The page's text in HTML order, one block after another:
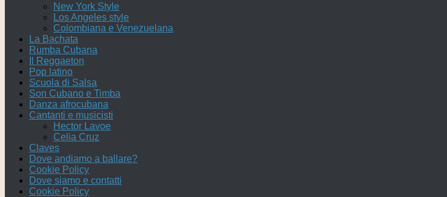
New York Style
Los Angeles style
Colombiana e Venezuelana
La Bachata
Rumba Cubana
Il Reggaeton
Pop latino
Scuola di Salsa
Son Cubano e Timba
Danza afrocubana
Cantanti e musicisti
Hector Lavoe
Celia Cruz
Claves
Dove andiamo a ballare?
Cookie Policy
Dove siamo e contatti
Cookie Policy